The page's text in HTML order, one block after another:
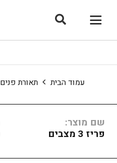
עמוד הבית תאורת פנים
שם מוצר:
פריז 3 מצבים